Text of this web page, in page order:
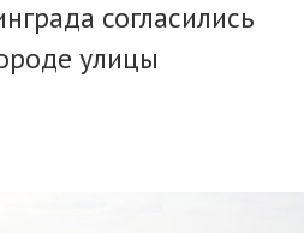
согласились
улицы